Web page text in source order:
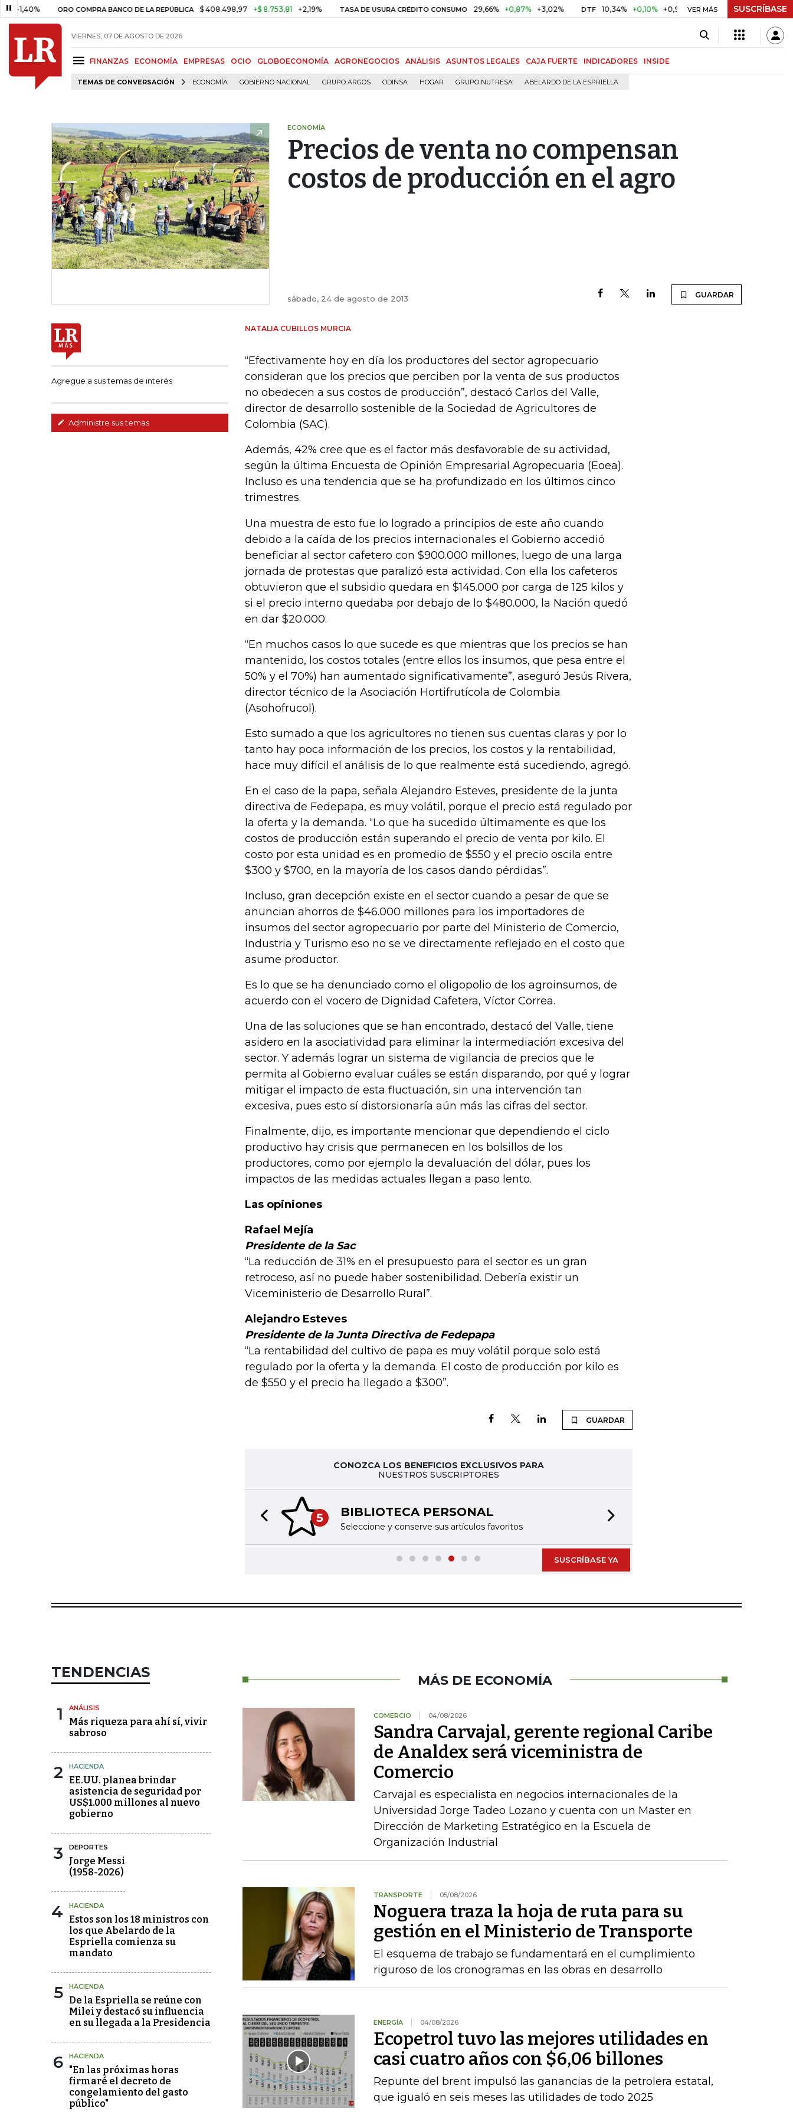
ORO COMPRA BANCO DE LA REPÚBLICA $ 408.498,97 +$ 8.753,81 +2,19% TASA DE USURA CRÉDITO CONSUMO 29,66% +0,87% +3,02% DTF 10,34% +0,10% +0,98% UVR $ 416,96 +$ 0,05 +0,01%
VER MÁS SUSCRÍBASE
VIERNES, 07 DE AGOSTO DE 2026
FINANZAS ECONOMÍA EMPRESAS OCIO GLOBOECONOMÍA AGRONEGOCIOS ANÁLISIS ASUNTOS LEGALES CAJA FUERTE INDICADORES INSIDE
TEMAS DE CONVERSACIÓN ECONOMÍA GOBIERNO NACIONAL GRUPO ARGOS ODINSA HOGAR GRUPO NUTRESA ABELARDO DE LA ESPRIELLA
ECONOMÍA
Precios de venta no compensan
costos de producción en el agro
sábado, 24 de agosto de 2013 GUARDAR
Agregue a sus temas de interés
Administre sus temas
NATALIA CUBILLOS MURCIA
“Efectivamente hoy en día los productores del sector agropecuario
consideran que los precios que perciben por la venta de sus productos
no obedecen a sus costos de producción”, destacó Carlos del Valle,
director de desarrollo sostenible de la Sociedad de Agricultores de
Colombia (SAC).
Además, 42% cree que es el factor más desfavorable de su actividad,
según la última Encuesta de Opinión Empresarial Agropecuaria (Eoea).
Incluso es una tendencia que se ha profundizado en los últimos cinco
trimestres.
Una muestra de esto fue lo logrado a principios de este año cuando
debido a la caída de los precios internacionales el Gobierno accedió
beneficiar al sector cafetero con $900.000 millones, luego de una larga
jornada de protestas que paralizó esta actividad. Con ella los cafeteros
obtuvieron que el subsidio quedara en $145.000 por carga de 125 kilos y
si el precio interno quedaba por debajo de lo $480.000, la Nación quedó
en dar $20.000.
“En muchos casos lo que sucede es que mientras que los precios se han
mantenido, los costos totales (entre ellos los insumos, que pesa entre el
50% y el 70%) han aumentado significativamente”, aseguró Jesús Rivera,
director técnico de la Asociación Hortifrutícola de Colombia
(Asohofrucol).
Esto sumado a que los agricultores no tienen sus cuentas claras y por lo
tanto hay poca información de los precios, los costos y la rentabilidad,
hace muy difícil el análisis de lo que realmente está sucediendo, agregó.
En el caso de la papa, señala Alejandro Esteves, presidente de la junta
directiva de Fedepapa, es muy volátil, porque el precio está regulado por
la oferta y la demanda. “Lo que ha sucedido últimamente es que los
costos de producción están superando el precio de venta por kilo. El
costo por esta unidad es en promedio de $550 y el precio oscila entre
$300 y $700, en la mayoría de los casos dando pérdidas”.
Incluso, gran decepción existe en el sector cuando a pesar de que se
anuncian ahorros de $46.000 millones para los importadores de
insumos del sector agropecuario por parte del Ministerio de Comercio,
Industria y Turismo eso no se ve directamente reflejado en el costo que
asume productor.
Es lo que se ha denunciado como el oligopolio de los agroinsumos, de
acuerdo con el vocero de Dignidad Cafetera, Víctor Correa.
Una de las soluciones que se han encontrado, destacó del Valle, tiene
asidero en la asociatividad para eliminar la intermediación excesiva del
sector. Y además lograr un sistema de vigilancia de precios que le
permita al Gobierno evaluar cuáles se están disparando, por qué y lograr
mitigar el impacto de esta fluctuación, sin una intervención tan
excesiva, pues esto sí distorsionaría aún más las cifras del sector.
Finalmente, dijo, es importante mencionar que dependiendo el ciclo
productivo hay crisis que permanecen en los bolsillos de los
productores, como por ejemplo la devaluación del dólar, pues los
impactos de las medidas actuales llegan a paso lento.
Las opiniones
Rafael Mejía
Presidente de la Sac
“La reducción de 31% en el presupuesto para el sector es un gran
retroceso, así no puede haber sostenibilidad. Debería existir un
Viceministerio de Desarrollo Rural”.
Alejandro Esteves
Presidente de la Junta Directiva de Fedepapa
“La rentabilidad del cultivo de papa es muy volátil porque solo está
regulado por la oferta y la demanda. El costo de producción por kilo es
de $550 y el precio ha llegado a $300”.
GUARDAR
CONOZCA LOS BENEFICIOS EXCLUSIVOS PARA
NUESTROS SUSCRIPTORES
5 BIBLIOTECA PERSONAL
Seleccione y conserve sus artículos favoritos
Previous slide
SUSCRÍBASE YA
TENDENCIAS
1 ANÁLISIS
Más riqueza para ahí sí, vivir
sabroso
2 HACIENDA
EE.UU. planea brindar
asistencia de seguridad por
US$1.000 millones al nuevo
gobierno
3 DEPORTES
Jorge Messi
(1958-2026)
4 HACIENDA
Estos son los 18 ministros con
los que Abelardo de la
Espriella comienza su
mandato
5 HACIENDA
De la Espriella se reúne con
Milei y destacó su influencia
en su llegada a la Presidencia
6 HACIENDA
"En las próximas horas
firmaré el decreto de
congelamiento del gasto
público"
MÁS DE ECONOMÍA
COMERCIO 04/08/2026
Sandra Carvajal, gerente regional Caribe
de Analdex será viceministra de
Comercio
Carvajal es especialista en negocios internacionales de la
Universidad Jorge Tadeo Lozano y cuenta con un Master en
Dirección de Marketing Estratégico en la Escuela de
Organización Industrial
TRANSPORTE 05/08/2026
Noguera traza la hoja de ruta para su
gestión en el Ministerio de Transporte
El esquema de trabajo se fundamentará en el cumplimiento
riguroso de los cronogramas en las obras en desarrollo
ENERGÍA 04/08/2026
Ecopetrol tuvo las mejores utilidades en
casi cuatro años con $6,06 billones
Repunte del brent impulsó las ganancias de la petrolera estatal,
que igualó en seis meses las utilidades de todo 2025